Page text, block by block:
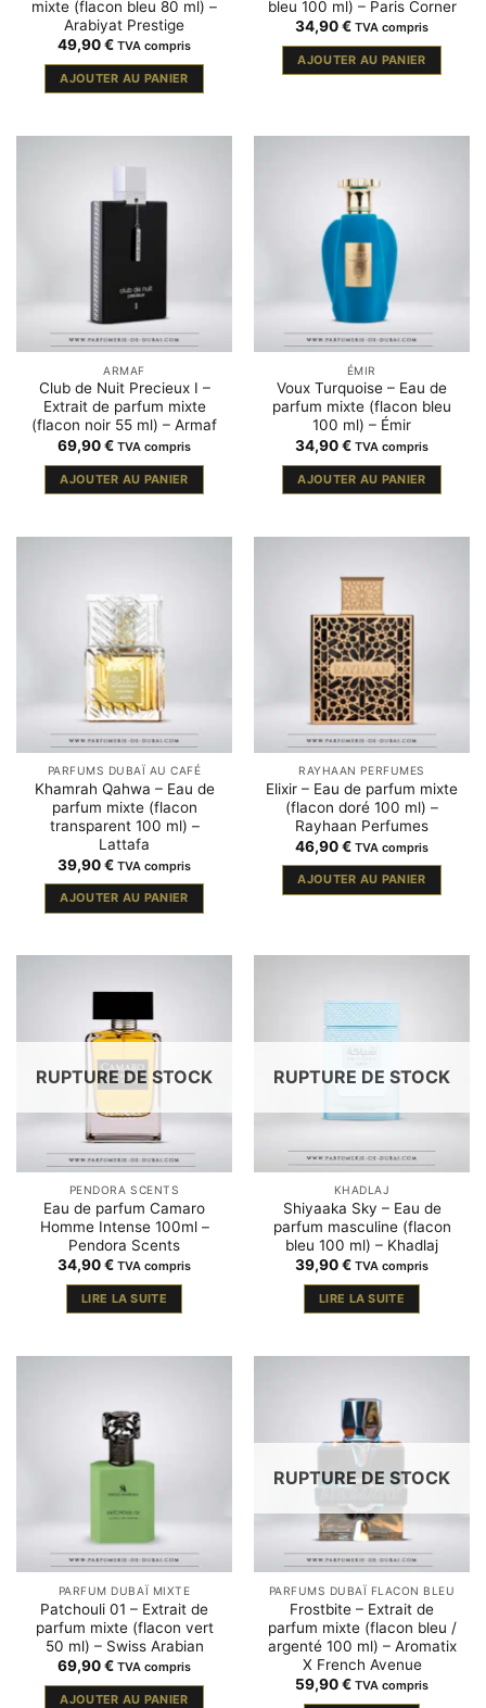
mixte (flacon bleu 80 ml) –
Arabiyat Prestige
49,90€ TVA compris
AJOUTER AU PANIER
bleu 100 ml) – Paris Corner
34,90€ TVA compris
AJOUTER AU PANIER
ARMAF
Club de Nuit Precieux I –
Extrait de parfum mixte
(flacon noir 55 ml) – Armaf
69,90€ TVA compris
AJOUTER AU PANIER
ÉMIR
Voux Turquoise – Eau de
parfum mixte (flacon bleu
100 ml) – Émir
34,90€ TVA compris
AJOUTER AU PANIER
PARFUMS DUBAÏ AU CAFÉ
Khamrah Qahwa – Eau de
parfum mixte (flacon
transparent 100 ml) –
Lattafa
39,90€ TVA compris
AJOUTER AU PANIER
RAYHAAN PERFUMES
Elixir – Eau de parfum mixte
(flacon doré 100 ml) –
Rayhaan Perfumes
46,90€ TVA compris
AJOUTER AU PANIER
RUPTURE DE STOCK
PENDORA SCENTS
Eau de parfum Camaro
Homme Intense 100ml –
Pendora Scents
34,90€ TVA compris
LIRE LA SUITE
RUPTURE DE STOCK
KHADLAJ
Shiyaaka Sky – Eau de
parfum masculine (flacon
bleu 100 ml) – Khadlaj
39,90€ TVA compris
LIRE LA SUITE
PARFUM DUBAÏ MIXTE
Patchouli 01 – Extrait de
parfum mixte (flacon vert
50 ml) – Swiss Arabian
69,90€ TVA compris
AJOUTER AU PANIER
RUPTURE DE STOCK
PARFUMS DUBAÏ FLACON BLEU
Frostbite – Extrait de
parfum mixte (flacon bleu /
argenté 100 ml) – Aromatix
X French Avenue
59,90€ TVA compris